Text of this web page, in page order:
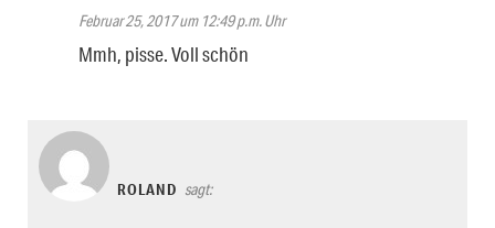
Februar 25, 2017 um 12:49 p.m. Uhr
Mmh, pisse. Voll schön
ROLAND sagt: